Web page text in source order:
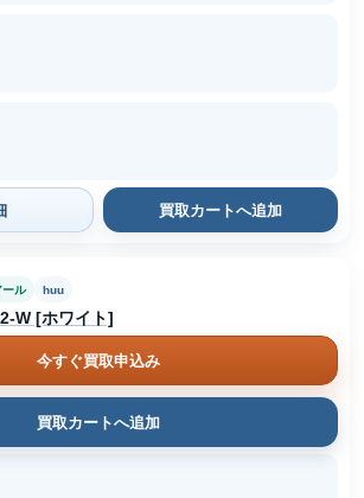
買取カートへ追加
ール huu
W [ホワイト]
今すぐ買取申込み
買取カートへ追加